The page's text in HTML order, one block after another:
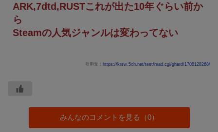
ARK,7dtd,RUSTこれが出た10年ぐらい前か
ら
Steamの人気ジャンルは変わってない
引用元： https://krsw.5ch.net/test/read.cgi/ghard/1708128268/
みんなのコメントを見る（0）